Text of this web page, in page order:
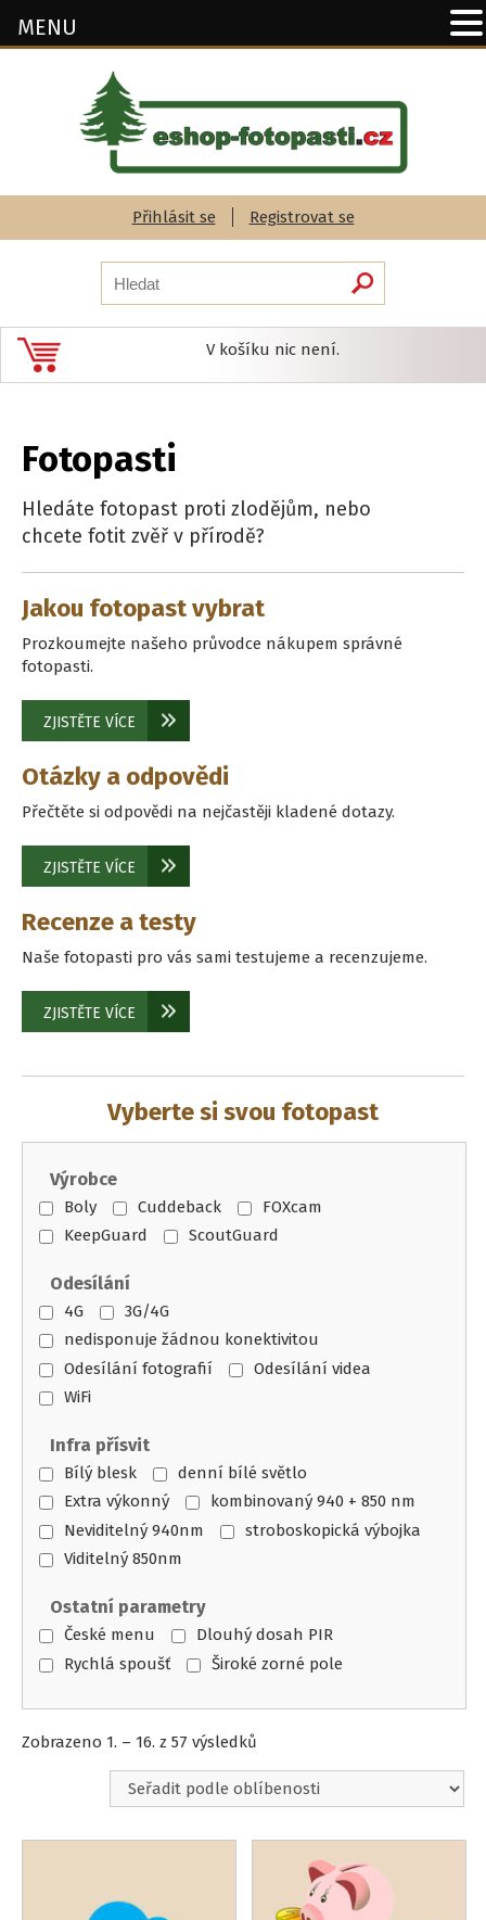
Přihlásit se Registrovat se
V košíku nic není.
Fotopasti
Hledáte fotopast proti zlodějům, nebo
chcete fotit zvěř v přírodě?
Jakou fotopast vybrat
Prozkoumejte našeho průvodce nákupem správné
fotopasti.
ZJISTĚTE VÍCE
Otázky a odpovědi
Přečtěte si odpovědi na nejčastěji kladené dotazy.
ZJISTĚTE VÍCE
Recenze a testy
Naše fotopasti pro vás sami testujeme a recenzujeme.
ZJISTĚTE VÍCE
Vyberte si svou fotopast
Výrobce
Boly Cuddeback
FOXcam
KeepGuard
ScoutGuard
Odesílání
4G
3G/4G
nedisponuje žádnou konektivitou
Odesílání fotografií
Odesílání videa
WiFi
Infra přísvit
Bílý blesk
denní bílé světlo
Extra výkonný
kombinovaný 940 + 850 nm
Neviditelný 940nm
stroboskopická výbojka
Viditelný 850nm
Ostatní parametry
České menu
Dlouhý dosah PIR
Rychlá spoušť
Široké zorné pole
Zobrazeno 1. – 16. z 57 výsledků
oblíbenosti
MENU